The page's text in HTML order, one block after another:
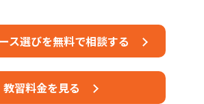
ス選びを無料で相談する
教習料金を見る